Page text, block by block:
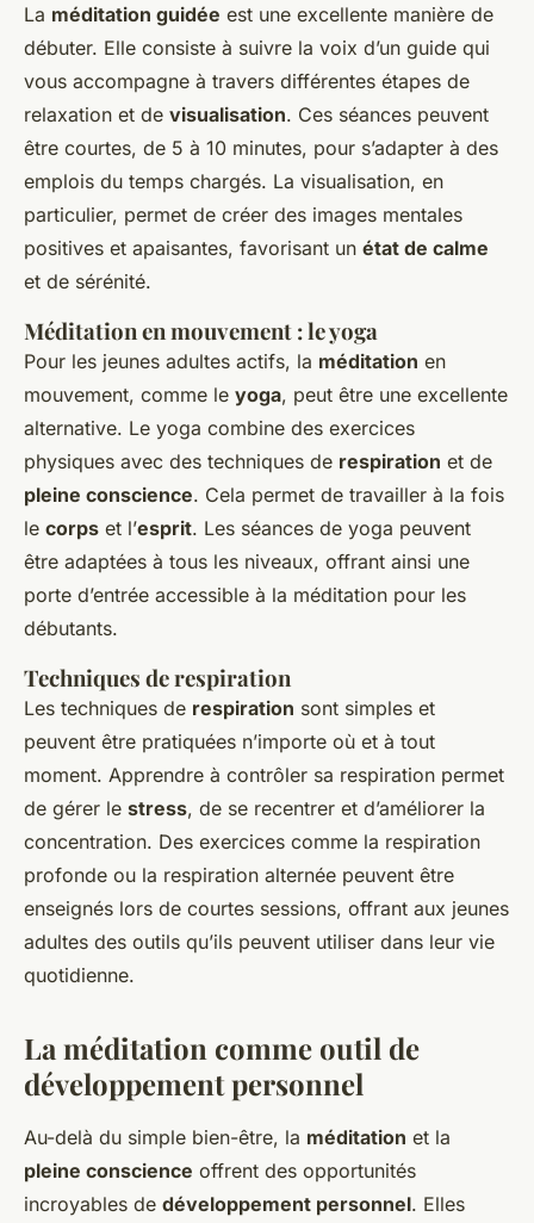
La méditation guidée est une excellente manière de
débuter. Elle consiste à suivre la voix d’un guide qui
vous accompagne à travers différentes étapes de
relaxation et de visualisation. Ces séances peuvent
être courtes, de 5 à 10 minutes, pour s’adapter à des
emplois du temps chargés. La visualisation, en
particulier, permet de créer des images mentales
positives et apaisantes, favorisant un état de calme
et de sérénité.
Méditation en mouvement : le yoga
Pour les jeunes adultes actifs, la méditation en
mouvement, comme le yoga, peut être une excellente
alternative. Le yoga combine des exercices
physiques avec des techniques de respiration et de
pleine conscience. Cela permet de travailler à la fois
le corps et l’esprit. Les séances de yoga peuvent
être adaptées à tous les niveaux, offrant ainsi une
porte d’entrée accessible à la méditation pour les
débutants.
Techniques de respiration
Les techniques de respiration sont simples et
peuvent être pratiquées n’importe où et à tout
moment. Apprendre à contrôler sa respiration permet
de gérer le stress, de se recentrer et d’améliorer la
concentration. Des exercices comme la respiration
profonde ou la respiration alternée peuvent être
enseignés lors de courtes sessions, offrant aux jeunes
adultes des outils qu’ils peuvent utiliser dans leur vie
quotidienne.
La méditation comme outil de
développement personnel
Au-delà du simple bien-être, la méditation et la
pleine conscience offrent des opportunités
incroyables de développement personnel. Elles